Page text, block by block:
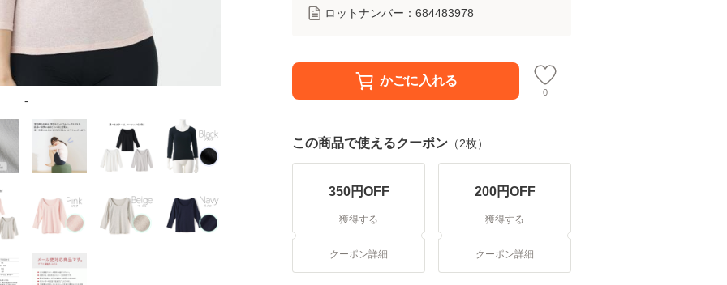
-
ロットナンバー： 684483978
かごに入れる
0
この商品で使えるクーポン （2枚）
350円OFF
獲得する
クーポン詳細
200円OFF
獲得する
クーポン詳細